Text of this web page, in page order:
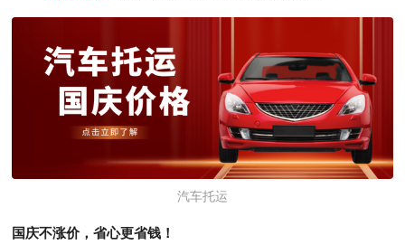
汽车托运
国庆不涨价，省心更省钱！